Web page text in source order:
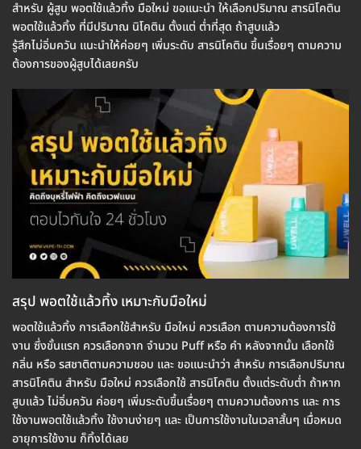
สำหรับ ผู้สูบ พอตใช้แล้วทิ้ง มือใหม่ ขอแนะนำ ให้เลือกปริมาณ สารนิโคติน
พอตใช้แล้วทิ้ง ที่มีปริมาณ นิโคติน ตั้งแต่ ต่ำที่สุด ถ้าสูบแล้ว
รู้สึกไม่อิ่มควัน แนะนำให้ค่อยๆ เพิ่มระดับ สารนิโคติน ขึ้นเรื่อยๆ ตามความ
ต้องการของผู้สูบได้เลยครับ
สรุป พอตใช้แล้วทิ้ง เหมาะกับมือใหม่
พอตใช้แล้วทิ้ง การเลือกใช้สำหรับ มือใหม่ ควรเลือก ตามความต้องการใช้
งาน ซึ่งขั้นแรก ควรเลือกจาก จำนวน Puff หรือ คำ หลังจากนั้น เลือกใช้
กลิ่น หรือ รสชาติตามความชอบ และ ขอแนะนำว่า สำหรับ การเลือกปริมาณ
สารนิโคติน สำหรับ มือใหม่ ควรเลือกใช้ สารนิโคติน ตั้งแต่ระดับต่ำ ถ้าหาก
สูบแล้ว ไม่อิ่มควัน ค่อยๆ เพิ่มระดับขึ้นเรื่อยๆ ตามความต้องการ และ การ
ใช้งานพอตใช้แล้วทิ้ง ใช้งานง่ายๆ และ เป็นการใช้งานในเวลาสั้นๆ เมื่อหมด
อายุการใช้งาน ก็ทิ้งได้เลย